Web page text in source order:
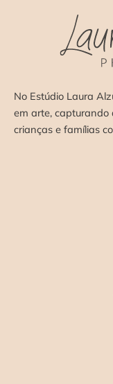
No Estúdio Laura
em arte, capturando
crianças e famílias